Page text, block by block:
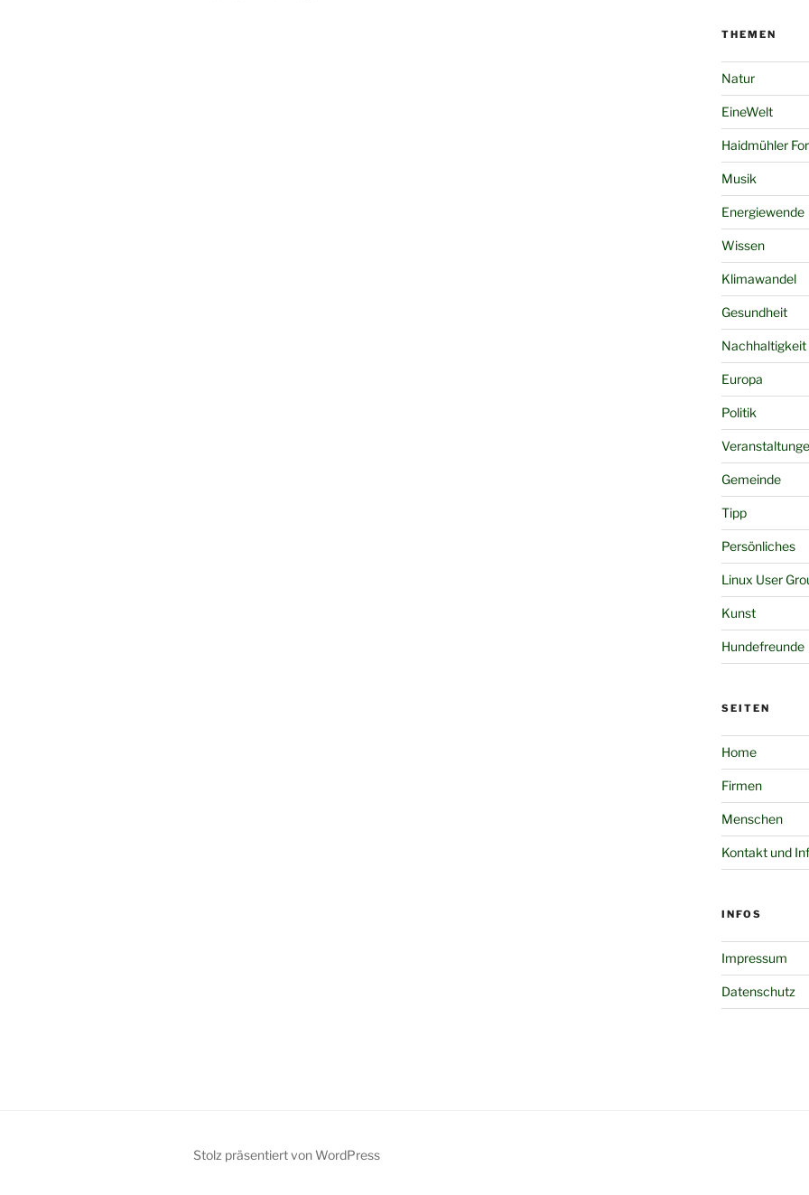
THEMEN
Natur
EineWelt
Haidmühler
Musik
Energiewende
Wissen
Klimawandel
Gesundheit
Nachhaltigkeit
Europa
Politik
Gemeinde
Tipp
Persönliches
Linux User
Kunst
Hundefreunde
SEITEN
Home
Firmen
Menschen
Kontakt und
INFOS
Impressum
Datenschutz
Stolz präsentiert von WordPress